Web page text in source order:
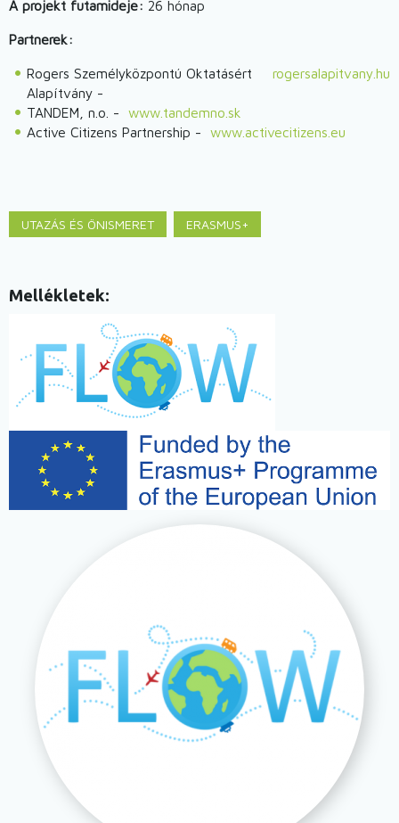
A projekt futamideje: 26 hónap
Partnerek:
Rogers Személyközpontú Oktatásért
Alapítvány -
rogersalapitvany.hu
TANDEM, n.o. - www.tandemno.sk
Active Citizens Partnership - www.activecitizens.eu
UTAZÁS ÉS ÖNISMERET ERASMUS+
Mellékletek
Image